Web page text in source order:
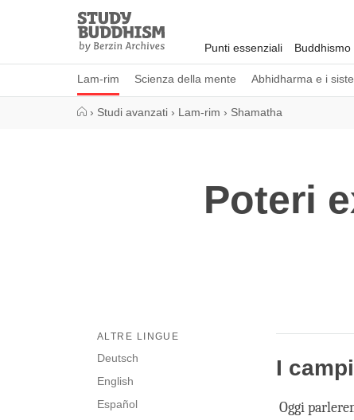
Study
Buddhism
Home
Punti essenziali
Lam-rim Scienza della mente Abhidharma e i
› Studi avanzati › Lam-rim › Shamatha
Poteri
ALTRE LINGUE
Deutsch
English
Español
I
Oggi